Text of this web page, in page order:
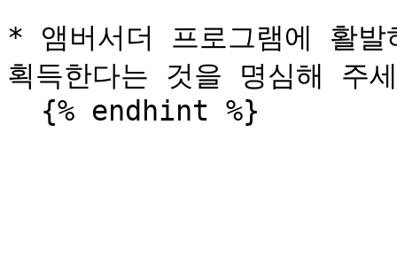
* 앰버서더 프로그램에 활발
획득한다는 것을 명심해 주